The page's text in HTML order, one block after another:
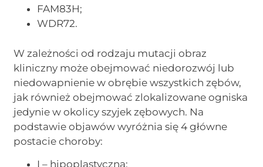
FAM83H;
WDR72.
W zależności od rodzaju mutacji obraz
kliniczny może obejmować niedorozwój lub
niedowapnienie w obrębie wszystkich zębów,
jak również obejmować zlokalizowane ogniska
jedynie w okolicy szyjek zębowych. Na
podstawie objawów wyróżnia się 4 główne
postacie choroby:
I – hipoplastyczna;